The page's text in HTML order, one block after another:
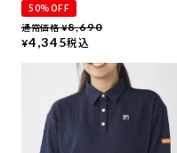
50%OFF
通常価格 ¥8,690
¥4,345税込